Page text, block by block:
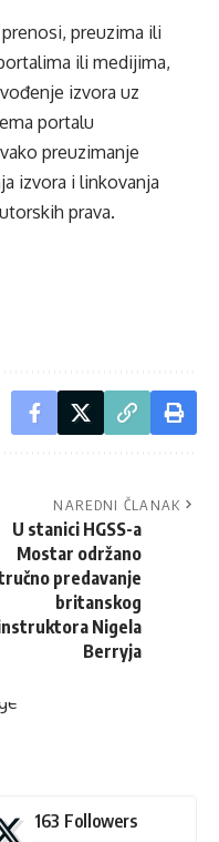
preuzima ili
ili medijima,
izvora uz
portalu
preuzimanje
izvora i linkovanja
prava.
NAREDNI ČLANAK
U stanici HGSS-a
Mostar održano
predavanje
britanskog
Nigela
Berryja
163 Followers